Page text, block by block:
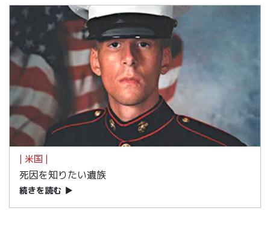
| 米国 |
死因を知りたい遺族
続きを読む ▶